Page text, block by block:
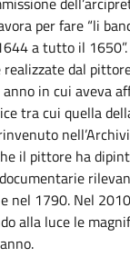
per fare “li
a tutto il
dal
in cui aveva
tra cui quella
il pittore ha
nel 1790. Nel
alla luce le